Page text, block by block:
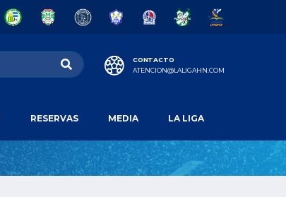
CONTACTO
ATENCION@LALIGAHN.COM
RESERVAS MEDIA LA LIGA